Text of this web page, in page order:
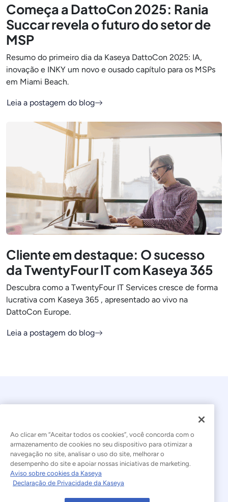
Começa a DattoCon 2025: Rania
Succar revela o futuro do setor de
MSP
Resumo do primeiro dia da Kaseya DattoCon 2025: IA,
inovação e INKY um novo e ousado capítulo para os MSPs
em Miami Beach.
Leia a postagem do blog
Cliente em destaque: O sucesso
da TwentyFour IT com Kaseya 365
Descubra como a TwentyFour IT Services cresce de forma
lucrativa com Kaseya 365 , apresentado ao vivo na
DattoCon Europe.
Leia a postagem do blog
© 2026 Kaseya. Todos os direitos reservados.
Português Brasileiro
Declaração sobre a Escravidão Moderna
Ao clicar em “Aceitar todos os cookies”, você concorda com o
armazenamento de cookies no seu dispositivo para otimizar a
navegação no site, analisar o uso do site, melhorar o
desempenho do site e apoiar nossas iniciativas de marketing.
Aviso sobre cookies da Kaseya
Declaração de Privacidade da Kaseya